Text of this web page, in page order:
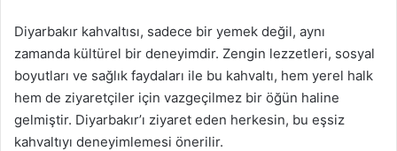
Diyarbakır kahvaltısı, sadece bir yemek değil, aynı
zamanda kültürel bir deneyimdir. Zengin lezzetleri, sosyal
boyutları ve sağlık faydaları ile bu kahvaltı, hem yerel halk
hem de ziyaretçiler için vazgeçilmez bir öğün haline
gelmiştir. Diyarbakır’ı ziyaret eden herkesin, bu eşsiz
kahvaltıyı deneyimlemesi önerilir.